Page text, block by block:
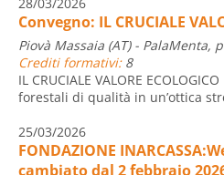
Convegno: IL CRUCIALE
Piovà Massaia (AT) - PalaMenta,
Crediti formativi:8
IL CRUCIALE VALORE
forestali di qualità in un’ottica
25/03/2026
FONDAZIONE
cambiato dal 2 febbraio